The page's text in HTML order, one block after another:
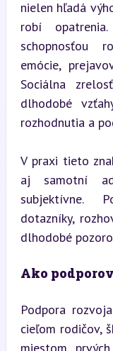
nielen hľadá
robí
schopnosťou
emócie,
Sociálna
dlhodobé
rozhodnutia a
V praxi tieto
aj samotní
subjektívne.
dotazníky,
dlhodobé
Ako
Podpora
cieľom rodičov,